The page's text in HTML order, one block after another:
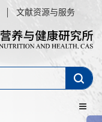
文献资源与服务